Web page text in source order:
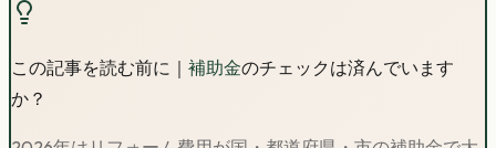
この記事を読む前に｜ 補助金のチェックは済んでいます
か？